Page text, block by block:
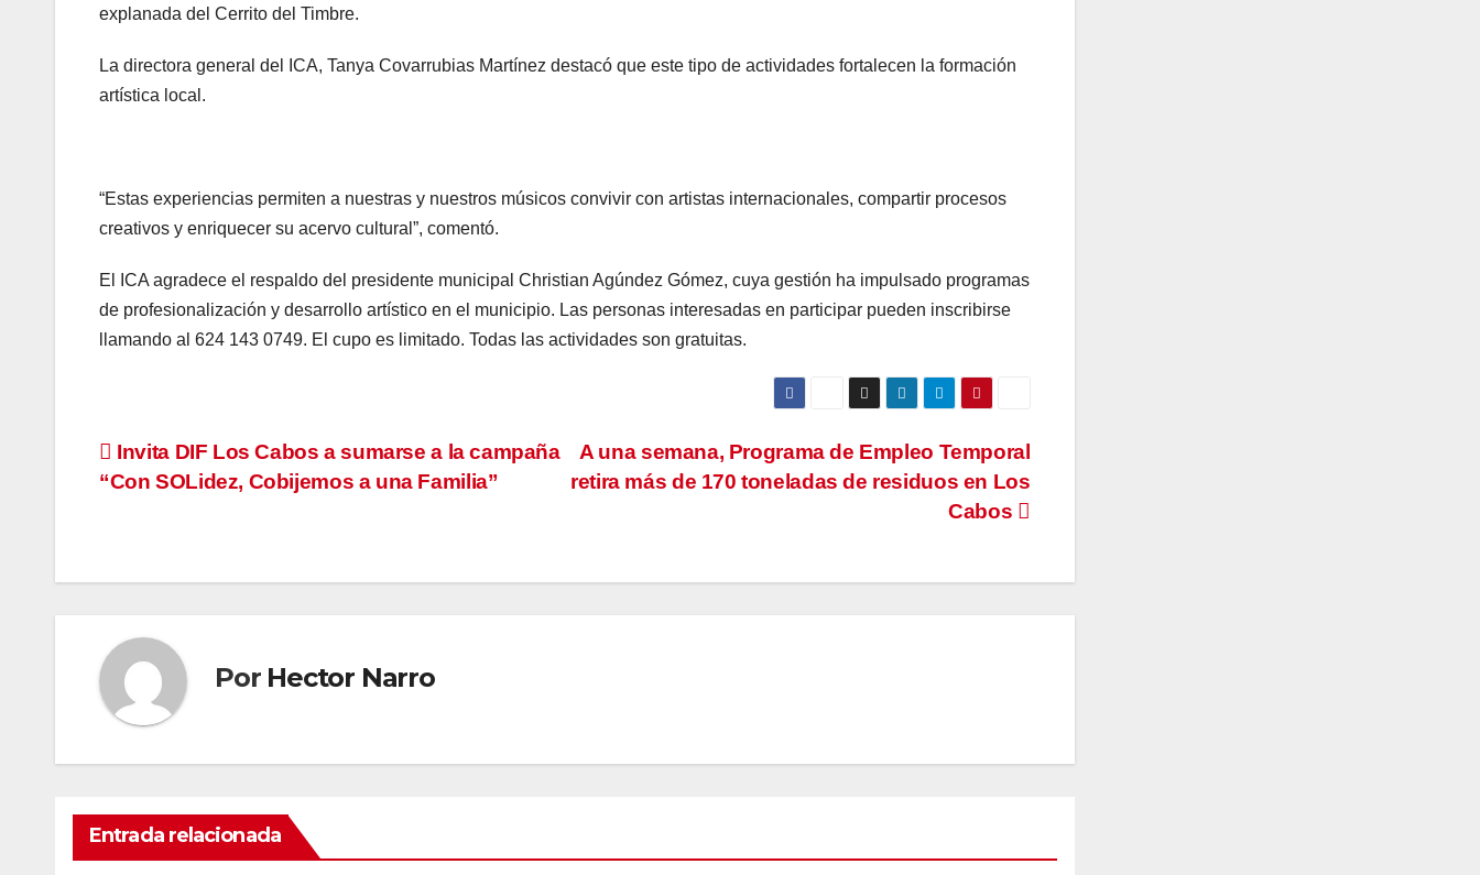
explanada del Cerrito del Timbre.
La directora general del ICA, Tanya Covarrubias Martínez destacó que este tipo de actividades fortalecen la formación
artística local.
“Estas experiencias permiten a nuestras y nuestros músicos convivir con artistas internacionales, compartir procesos
creativos y enriquecer su acervo cultural”, comentó.
El ICA agradece el respaldo del presidente municipal Christian Agúndez Gómez, cuya gestión ha impulsado programas
de profesionalización y desarrollo artístico en el municipio. Las personas interesadas en participar pueden inscribirse
llamando al 624 143 0749. El cupo es limitado. Todas las actividades son gratuitas.
Navegación
A una semana, Programa de Empleo Temporal
retira más de 170 toneladas de residuos en Los
Cabos
Invita DIF Los Cabos a sumarse a la campaña
“Con SOLidez, Cobijemos a una Familia”
Por Hector Narro
Entrada relacionada